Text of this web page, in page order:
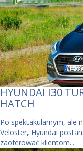
HYUNDAI I30
HATCH
Po spektakularnym, ale
Veloster, Hyundai
zaoferować klientom...